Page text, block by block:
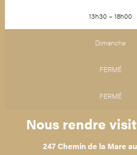
13h30 – 18h00
Dimanche
FERMÉ
FERMÉ
Nous rendre
247 Chemin de la Mare